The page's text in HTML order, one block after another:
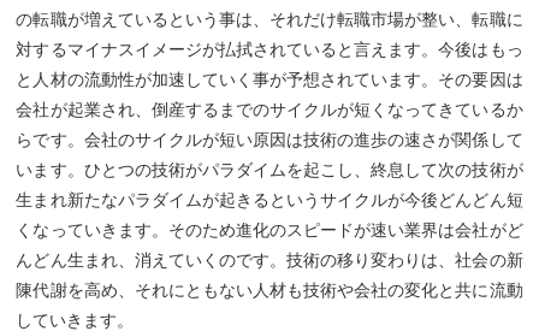
の転職が増えているという事は、それだけ転職市場が整い、転職に
対するマイナスイメージが払拭されていると言えます。今後はもっ
と人材の流動性が加速していく事が予想されています。その要因は
会社が起業され、倒産するまでのサイクルが短くなってきているか
らです。会社のサイクルが短い原因は技術の進歩の速さが関係して
います。ひとつの技術がパラダイムを起こし、終息して次の技術が
生まれ新たなパラダイムが起きるというサイクルが今後どんどん短
くなっていきます。そのため進化のスピードが速い業界は会社がど
んどん生まれ、消えていくのです。技術の移り変わりは、社会の新
陳代謝を高め、それにともない人材も技術や会社の変化と共に流動
していきます。